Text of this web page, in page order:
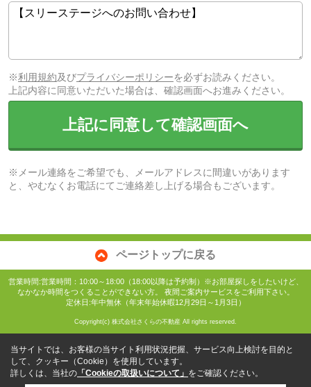
※利用規約及びプライバシーポリシーを必ずお読みください。
上記内容に同意いただいた場合は、確認画面へお進みください。
上記に同意して確認画面へ
※メール連絡をご希望でも、メールアドレスに間違いがあります
と、やむなくお電話にてご連絡差し上げる場合もございます。
ページトップに戻る
営業時間:営業時間：10:00～18:00（18:00以降は予約制）※お部屋探しをしたいけど、
なかなか時間をつくることができない方。 夜間ご案内サービスをご利用下さい。
定休日:年中無休（年末年始休暇12月29日～1月3日）
Copyright(c) 株式会社さくらの不動産 All rights reserved.
当サイトでは、お客様の当サイト利用状況把握、サービス向上検討を目的と
して、クッキー（Cookie）を使用しています。
詳しくは、当社の 「Cookieの取扱いについて」 をご確認ください。